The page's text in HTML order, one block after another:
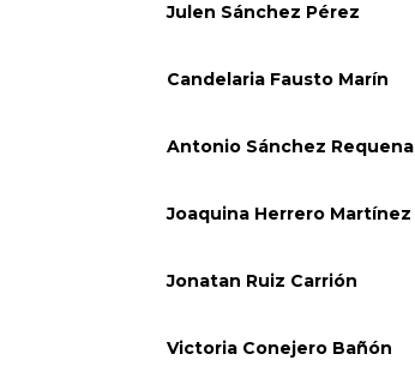
Julen Sánchez Pérez
Candelaria Fausto Marín
Antonio Sánchez Requena
Joaquina Herrero Martínez
Jonatan Ruiz Carrión
Victoria Conejero Bañón